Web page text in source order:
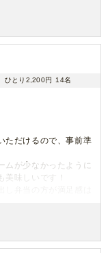
ひとり2,200円 14名
ただけるので、事前準
ムが少なかったように
味しいです！
し弁当の方が満足感は